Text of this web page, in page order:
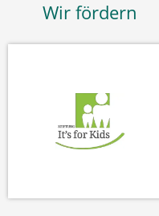
Wir fördern